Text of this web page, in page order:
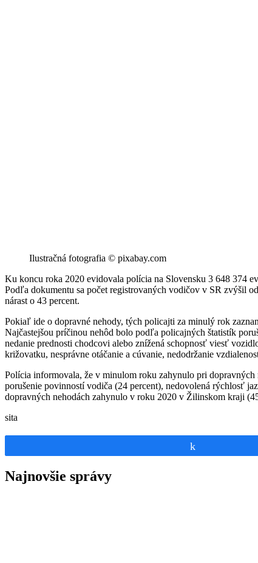
Ilustračná fotografia © pixabay.com
Ku koncu roka 2020 evidovala polícia na Slovensku 3 648 374
Podľa dokumentu sa počet registrovaných vodičov v SR zvýšil
nárast o 43 percent.
Pokiaľ ide o dopravné nehody, tých policajti za minulý rok
Najčastejšou príčinou nehôd bolo podľa policajných štatistík
nedanie prednosti chodcovi alebo znížená schopnosť viesť
križovatku, nesprávne otáčanie a cúvanie, nedodržanie
Polícia informovala, že v minulom roku zahynulo pri
porušenie povinností vodiča (24 percent), nedovolená rýchlosť
dopravných nehodách zahynulo v roku 2020 v Žilinskom kraji
sita
Najnovšie správy